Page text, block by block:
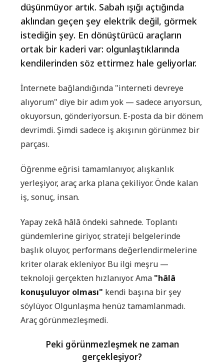
düşünmüyor artık. Sabah ışığı açtığında
aklından geçen şey elektrik değil, görmek
istediğin şey. En dönüştürücü araçların
ortak bir kaderi var: olgunlaştıklarında
kendilerinden söz ettirmez hale geliyorlar.
İnternete bağlandığında "interneti devreye
alıyorum" diye bir adım yok — sadece arıyorsun,
okuyorsun, gönderiyorsun. E-posta da bir dönem
devrimdi. Şimdi sadece iş akışının görünmez bir
parçası.
Öğrenme eğrisi tamamlanıyor, alışkanlık
yerleşiyor, araç arka plana çekiliyor. Önde kalan
iş, sonuç, insan.
Yapay zekâ hâlâ öndeki sahnede. Toplantı
gündemlerine giriyor, strateji belgelerinde
başlık oluyor, performans değerlendirmelerine
kriter olarak ekleniyor. Bu ilgi meşru —
teknoloji gerçekten hızlanıyor. Ama "hâlâ
konuşuluyor olması" kendi başına bir şey
söylüyor. Olgunlaşma henüz tamamlanmadı.
Araç görünmezleşmedi.
Peki görünmezleşmek ne zaman
gerçekleşiyor?